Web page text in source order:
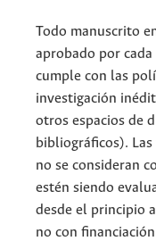
Todo manuscrito
aprobado por
cumple con las
investigación
otros espacios de
bibliográficos).
no se consideran
estén siendo
desde el principio
no con